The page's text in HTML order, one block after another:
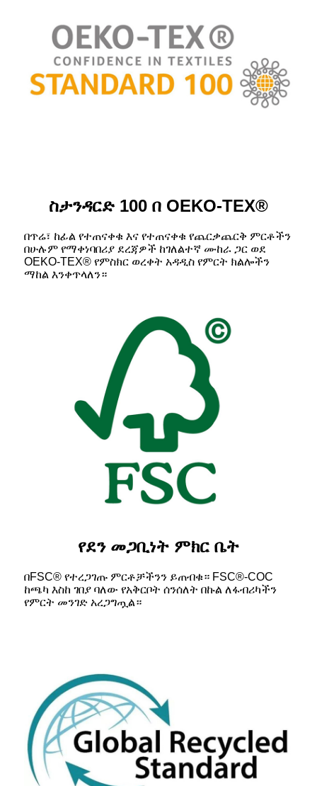
ስታንዳርድ 100 በ OEKO-TEX®
በጥሬ፣ ከፊል የተጠናቀቁ እና የተጠናቀቁ የጨርቃጨርቅ ምርቶችን
በሁሉም የማቀነባበሪያ ደረጃዎች ከገለልተኛ ሙከራ ጋር ወደ
OEKO-TEX® የምስክር ወረቀት አዳዲስ የምርት ክልሎችን
ማከል እንቀጥላለን።
የደን ​​መጋቢነት ምክር ቤት
በFSC® የተረጋገጡ ምርቶቻችንን ይጠብቁ። FSC®-COC
ከጫካ እስከ ገበያ ባለው የአቅርቦት ሰንሰለት በኩል ለፋብሪካችን
የምርት መንገድ አረጋግጧል።